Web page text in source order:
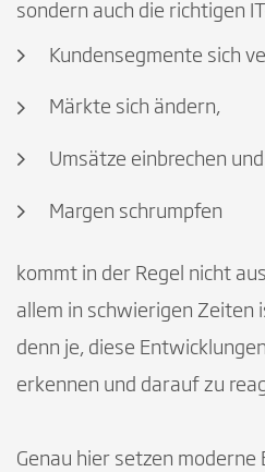
sondern auch die richtigen
Kundensegmente sich
Märkte sich ändern,
Umsätze einbrechen und
Margen schrumpfen
kommt in der Regel nicht
allem in schwierigen Zeiten
denn je, diese
erkennen und darauf zu
Genau hier setzen moderne